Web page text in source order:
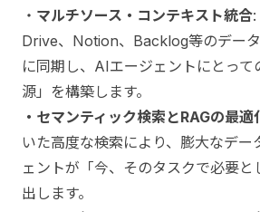
・ マルチソース・コンテキスト統合
Drive、Notion、Backlog等のデー
に同期し、AIエージェントにとって
源」を構築します。
・セマンティック検索とRAGの最適
いた高度な検索により、膨大なデ
ェントが「今、そのタスクで必要
出します。